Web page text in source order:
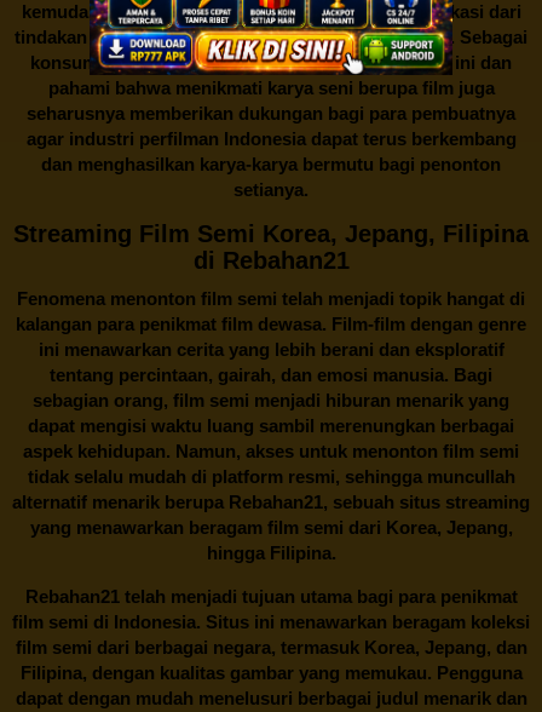
kemudahan akses, kita juga harus memahami implikasi dari
tindakan ini terhadap para pelaku industri perfilman. Sebagai
konsumen, bijaklah dalam menggunakan platform ini dan
pahami bahwa menikmati karya seni berupa film juga
seharusnya memberikan dukungan bagi para pembuatnya
agar industri perfilman Indonesia dapat terus berkembang
dan menghasilkan karya-karya bermutu bagi penonton
setianya.
Streaming Film Semi Korea, Jepang, Filipina
di Rebahan21
Fenomena menonton film semi telah menjadi topik hangat di
kalangan para penikmat film dewasa. Film-film dengan genre
ini menawarkan cerita yang lebih berani dan eksploratif
tentang percintaan, gairah, dan emosi manusia. Bagi
sebagian orang, film semi menjadi hiburan menarik yang
dapat mengisi waktu luang sambil merenungkan berbagai
aspek kehidupan. Namun, akses untuk menonton film semi
tidak selalu mudah di platform resmi, sehingga muncullah
alternatif menarik berupa Rebahan21, sebuah situs streaming
yang menawarkan beragam film semi dari Korea, Jepang,
hingga Filipina.
Rebahan21telah menjadi tujuan utama bagi para penikmat
film semi di Indonesia. Situs ini menawarkan beragam koleksi
film semi dari berbagai negara, termasuk Korea, Jepang, dan
Filipina, dengan kualitas gambar yang memukau. Pengguna
dapat dengan mudah menelusuri berbagai judul menarik dan